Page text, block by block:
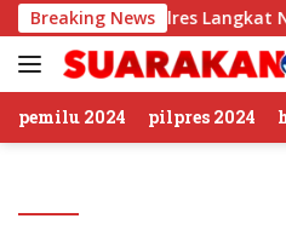
Langsung
ke
konten
Breaking NewsKapolres Langkat
pemilu 2024 pilpres 2024